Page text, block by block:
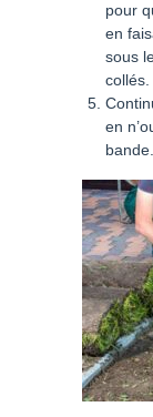
pour
en
sous
collés.
en
bande.